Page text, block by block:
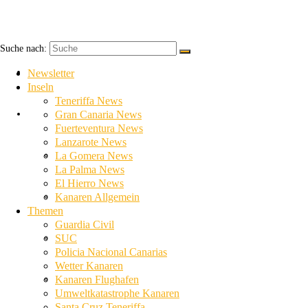
Newsletter
Inseln
Teneriffa News
Gran Canaria News
Fuerteventura News
Lanzarote News
Suche nach:
Newsletter
Inseln
Teneriffa News
Gran Canaria News
Fuerteventura News
Lanzarote News
La Gomera News
La Palma News
El Hierro News
Kanaren Allgemein
Themen
Guardia Civil
SUC
Policia Nacional Canarias
Wetter Kanaren
Kanaren Flughafen
Umweltkatastrophe Kanaren